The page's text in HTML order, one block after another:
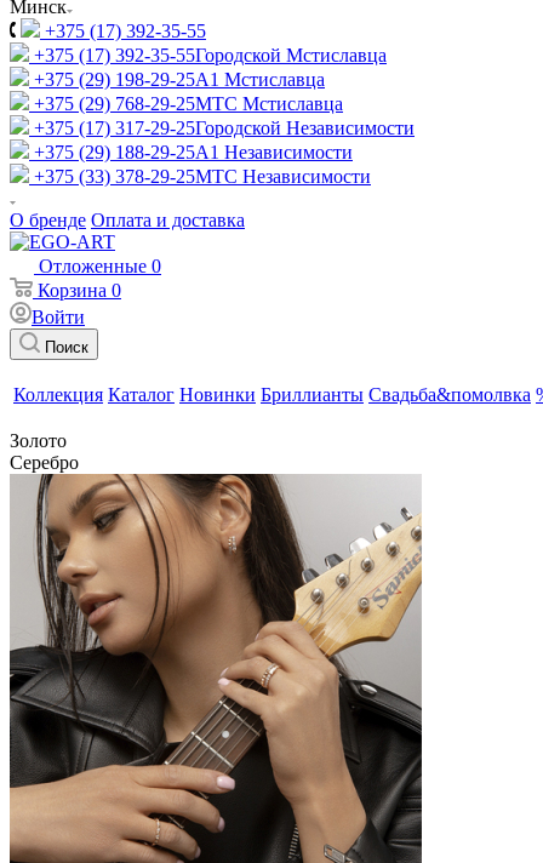
Минск
+375 (17) 392-35-55
+375 (17) 392-35-55Городской Мстиславца
+375 (29) 198-29-25A1 Мстиславца
+375 (29) 768-29-25МТС Мстиславца
+375 (17) 317-29-25Городской Независимости
+375 (29) 188-29-25A1 Независимости
+375 (33) 378-29-25МТС Независимости
О бренде Оплата и доставка
Отложенные 0
Корзина 0
Войти
Поиск
Коллекция Каталог Новинки Бриллианты Свадьба&помолвка
Золото
Серебро